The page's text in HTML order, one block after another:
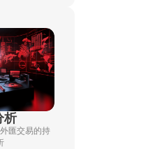
析
匯交易的持